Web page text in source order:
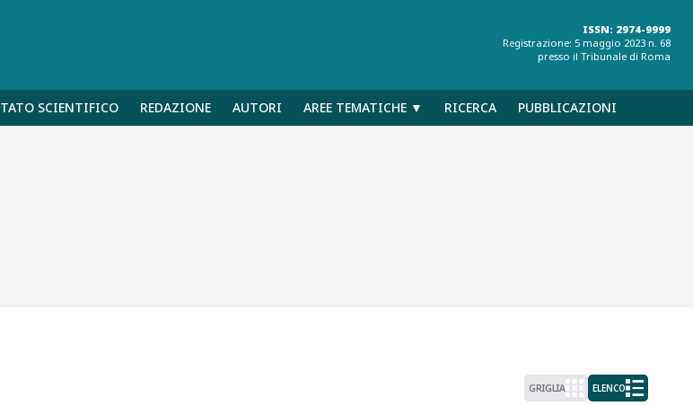
ISSN: 2974-9999
Registrazione: 5 maggio 2023 n. 68
presso il Tribunale di Roma
SCIENTIFICO REDAZIONE AUTORI AREE TEMATICHE ▼ RICERCA PUBBLICAZIONI
GRIGLIA ELENCO